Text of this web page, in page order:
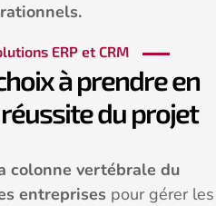
ERP et CRM
à prendre en
du projet
colonne vertébrale du
entreprises pour gérer les